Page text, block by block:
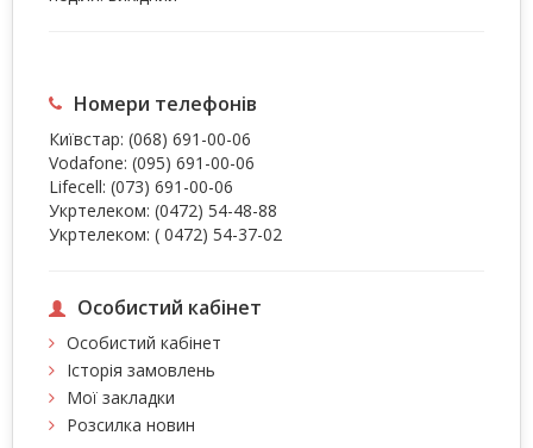
Номери телефонів
Київстар: (068) 691-00-06
Vodafone: (095) 691-00-06
Lifecell: (073) 691-00-06
Укртелеком: (0472) 54-48-88
Укртелеком: ( 0472) 54-37-02
Особистий кабінет
Особистий кабінет
Історія замовлень
Мої закладки
Розсилка новин